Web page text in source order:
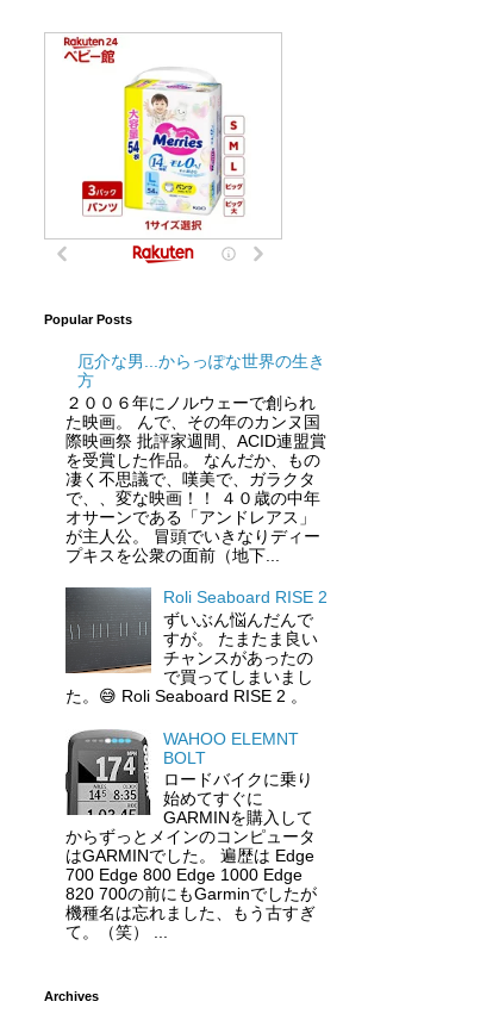
Popular Posts
厄介な男...からっぽな世界の生き
方
２００６年にノルウェーで創られ
た映画。 んで、その年のカンヌ国
際映画祭 批評家週間、ACID連盟賞
を受賞した作品。 なんだか、もの
凄く不思議で、嘆美で、ガラクタ
で、、変な映画！！ ４０歳の中年
オサーンである「アンドレアス」
が主人公。 冒頭でいきなりディー
プキスを公衆の面前（地下...
Roli Seaboard RISE 2
ずいぶん悩んだんで
すが。 たまたま良い
チャンスがあったの
で買ってしまいまし
た。😅 Roli Seaboard RISE 2 。
WAHOO ELEMNT
BOLT
ロードバイクに乗り
始めてすぐに
GARMINを購入して
からずっとメインのコンピュータ
はGARMINでした。 遍歴は Edge
700 Edge 800 Edge 1000 Edge
820 700の前にもGarminでしたが
機種名は忘れました、もう古すぎ
て。（笑） ...
Archives